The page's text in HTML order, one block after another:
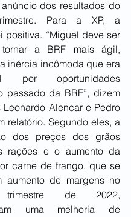
dos resultados do
Para a XP, a
positiva. “Miguel deve ser
a BRF mais ágil,
inércia incômoda que era
por oportunidades
passado da BRF”, dizem
Leonardo Alencar e Pedro
relatório. Segundo eles, a
dos preços dos grãos
rações e o aumento da
carne de frango, que se
aumento de margens no
trimestre de 2022,
uma melhoria de